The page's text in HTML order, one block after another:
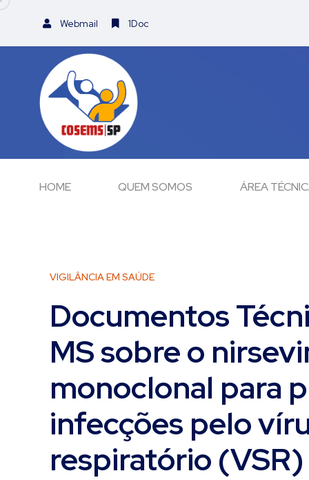
Webmail 1Doc
HOME QUEM SOMOS ÁREA
VIGILÂNCIA EM SAÚDE
Documentos
MS sobre o
monoclonal para
infecções pelo
respiratório (VSR)